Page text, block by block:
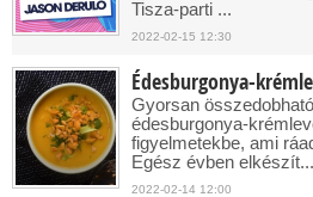
Tisza-parti ...
2022-02-15 12:30
Édesburgonya-
Gyorsan
édesburgonya-
figyelmetekbe, ami
Egész évben elkészít...
2022-02-14 12:00